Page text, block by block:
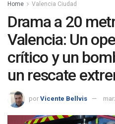
Home Valencia Ciudad
Drama a 20
Valencia: Un
crítico y un
un rescate
por Vicente Bellvis